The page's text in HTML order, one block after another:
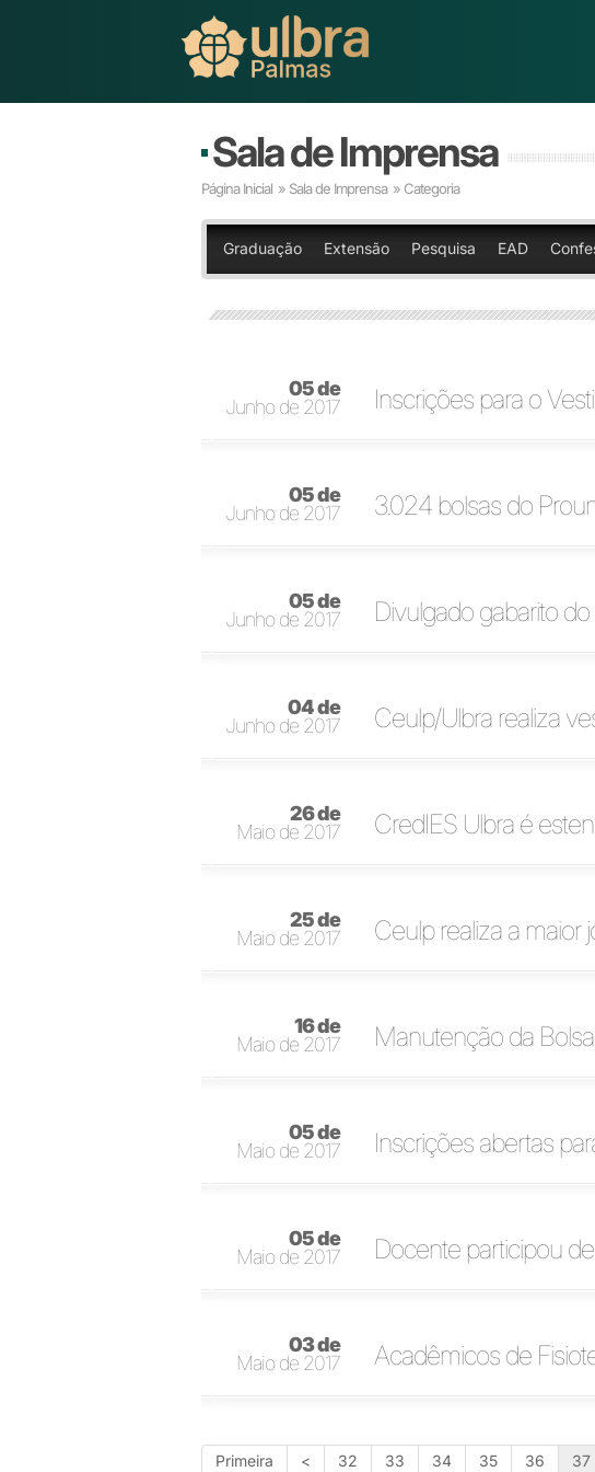
Sala de Imprensa
Página Inicial » Sala de Imprensa » Categoria
Graduação Extensão Pesquisa EAD
05 de
Junho de 2017
Inscrições para o
05 de
Junho de 2017
3.024 bolsas do
05 de
Junho de 2017
Divulgado gabarito
04 de
Junho de 2017
Ceulp/Ulbra realiza
26 de
Maio de 2017
CredIES Ulbra é
25 de
Maio de 2017
Ceulp realiza a maior
16 de
Maio de 2017
Manutenção da
05 de
Maio de 2017
Inscrições abertas
05 de
Maio de 2017
Docente participou
03 de
Maio de 2017
Acadêmicos de
Primeira < 32 33 34 35 36 37